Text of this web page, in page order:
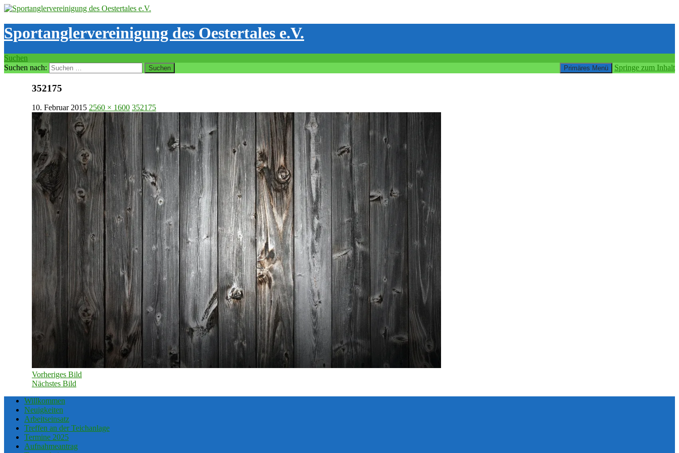
Sportanglervereinigung des Oestertales e.V.
Suchen
Primäres Menü Springe zum Inhalt
Suchen nach:
352175
10. Februar 2015 2560 × 1600 352175
Vorheriges Bild
Nächstes Bild
Willkommen
Neuigkeiten
Arbeitseinsatz
Treffen an der Teichanlage
Termine 2025
Aufnahmeantrag